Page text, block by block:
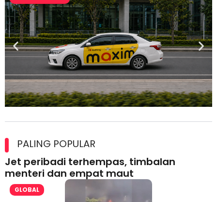
lesen separuh pertama 2026
PALING POPULAR
Jet peribadi terhempas, timbalan
menteri dan empat maut
GLOBAL